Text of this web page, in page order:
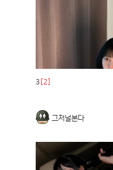
3 [2]
그저널본다